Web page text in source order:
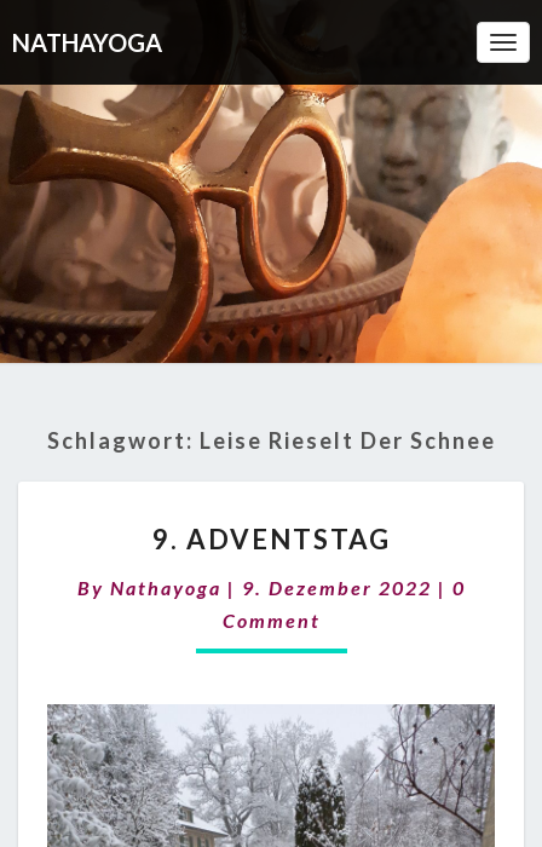
NATHAYOGA
Schlagwort: Leise Rieselt Der Schnee
ADVENTSTAG
9. ADVENTSTAG
By Nathayoga | 9. Dezember 2022 | 0
Comment